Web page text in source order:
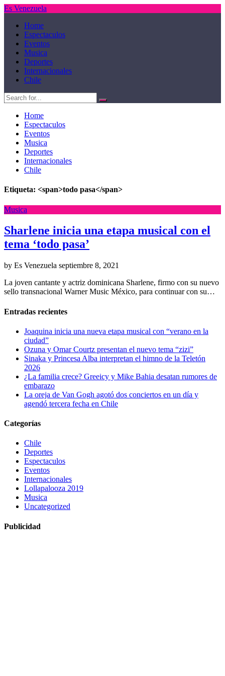
Es Venezuela
Home
Espectaculos
Eventos
Musica
Deportes
Internacionales
Chile
Home
Espectaculos
Eventos
Musica
Deportes
Internacionales
Chile
Etiqueta: <span>todo pasa</span>
Musica
Sharlene inicia una etapa musical con el
tema ‘todo pasa’
by Es Venezuela septiembre 8, 2021
La joven cantante y actriz dominicana Sharlene, firmo con su nuevo
sello transnacional Warner Music México, para continuar con su…
Entradas recientes
Joaquina inicia una nueva etapa musical con “verano en la
ciudad”
Ozuna y Omar Courtz presentan el nuevo tema “zizi”
Sinaka y Princesa Alba interpretan el himno de la Teletón
2026
¿La familia crece? Greeicy y Mike Bahia desatan rumores de
embarazo
La oreja de Van Gogh agotó dos conciertos en un día y
agendó tercera fecha en Chile
Categorías
Chile
Deportes
Espectaculos
Eventos
Internacionales
Lollapalooza 2019
Musica
Uncategorized
Publicidad